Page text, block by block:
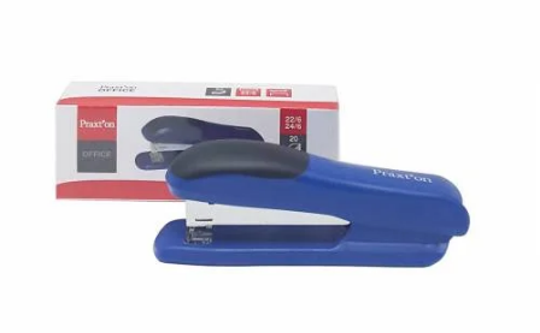
0,00€
¡Imprimir!